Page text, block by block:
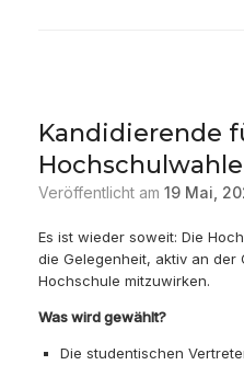
Kandidierende
Veröffentlicht am 19 Mai,
Es ist wieder soweit: Die
die Gelegenheit, aktiv an der
Hochschule mitzuwirken.
Was wird gewählt?
Die studentischen